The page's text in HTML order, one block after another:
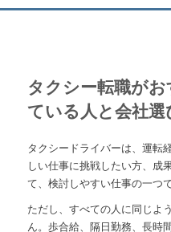
タクシー転職が
ている人と会社選
タクシードライバーは、運転
しい仕事に挑戦したい方、成
て、検討しやすい仕事の一つで
ただし、すべての人に同じよ
ん。歩合給、隔日勤務、長時